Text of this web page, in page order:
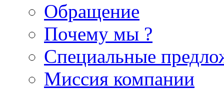
Обращение
Почему мы ?
Специальные
Миссия компании